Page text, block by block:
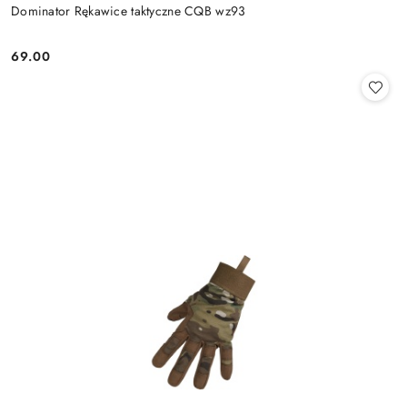
Dominator Rękawice taktyczne CQB wz93
Cena:
69.00